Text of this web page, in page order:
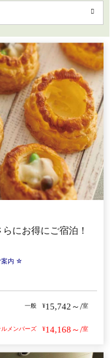
にお得にご宿泊！
案内 ☆
一般 ¥15,742～/室
ルメンバーズ ¥14,168～/室